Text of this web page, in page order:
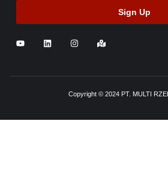
Sign Up
Copyright © 2024 PT. MULTI